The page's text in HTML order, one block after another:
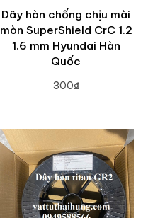
Dây hàn chống chịu mài
mòn SuperShield CrC 1.2
1.6 mm Hyundai Hàn
Quốc
300₫